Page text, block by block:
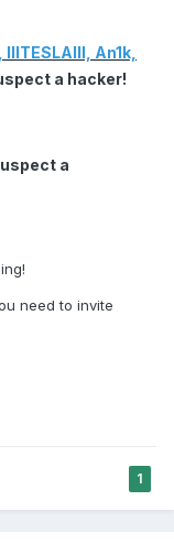
IIITESLAIII, An1k,
a hacker!
a
need to invite
1